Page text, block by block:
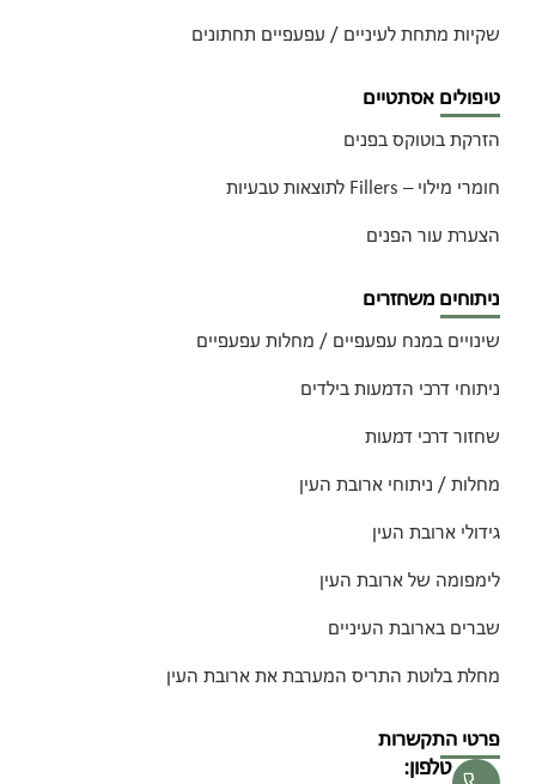
שקיות מתחת לעיניים / עפעפיים תחתונים
טיפולים אסתטיים
הזרקת בוטוקס בפנים
חומרי מילוי – Fillers לתוצאות טבעיות
הצערת עור הפנים
ניתוחים משחזרים
שינויים במנח עפעפיים / מחלות עפעפיים
ניתוחי דרכי הדמעות בילדים
שחזור דרכי דמעות
מחלות / ניתוחי ארובת העין
גידולי ארובת העין
לימפומה של ארובת העין
שברים בארובת העיניים
מחלת בלוטת התריס המערבת את ארובת העין
פרטי התקשרות
טלפון: